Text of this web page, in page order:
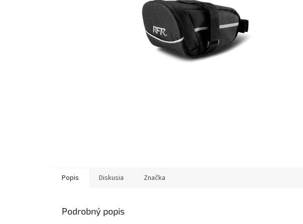
Popis Diskusia Značka
Podrobný popis